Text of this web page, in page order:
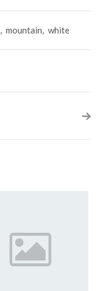
, mountain, white